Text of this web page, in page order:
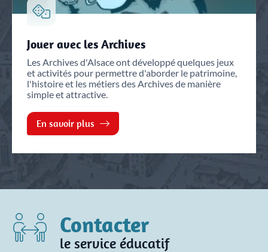
Jouer avec les Archives
Les Archives d'Alsace ont développé quelques jeux
et activités pour permettre d'aborder le patrimoine,
l'histoire et les métiers des Archives de manière
simple et attractive.
En savoir plus
Contacter
le service éducatif